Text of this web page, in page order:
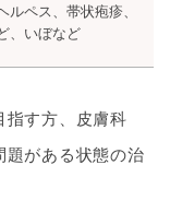
ルペス、帯状疱疹、
、いぼなど
指す方、皮膚科
題がある状態の治